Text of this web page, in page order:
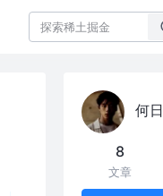
何日
8
文章